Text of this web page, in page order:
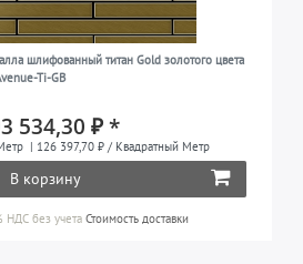
шлифованный титан Gold золотого цвета
Ti-GB
534,30 ₽ *
| 126 397,70 ₽ / Квадратный Метр
В корзину
НДС без учета Стоимость доставки